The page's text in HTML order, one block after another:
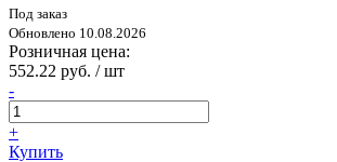
Под заказ
Обновлено 10.08.2026
Розничная цена:
552.22 руб. / шт
-
+
Купить